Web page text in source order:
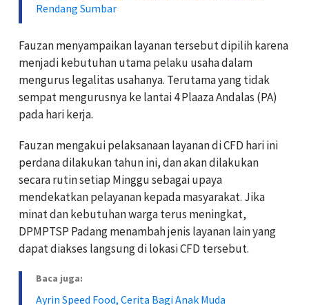
Rendang Sumbar
Fauzan menyampaikan layanan tersebut dipilih karena
menjadi kebutuhan utama pelaku usaha dalam
mengurus legalitas usahanya. Terutama yang tidak
sempat mengurusnya ke lantai 4 Plaaza Andalas (PA)
pada hari kerja.
Fauzan mengakui pelaksanaan layanan di CFD hari ini
perdana dilakukan tahun ini, dan akan dilakukan
secara rutin setiap Minggu sebagai upaya
mendekatkan pelayanan kepada masyarakat. Jika
minat dan kebutuhan warga terus meningkat,
DPMPTSP Padang menambah jenis layanan lain yang
dapat diakses langsung di lokasi CFD tersebut.
Baca juga:
Ayrin Speed Food, Cerita Bagi Anak Muda